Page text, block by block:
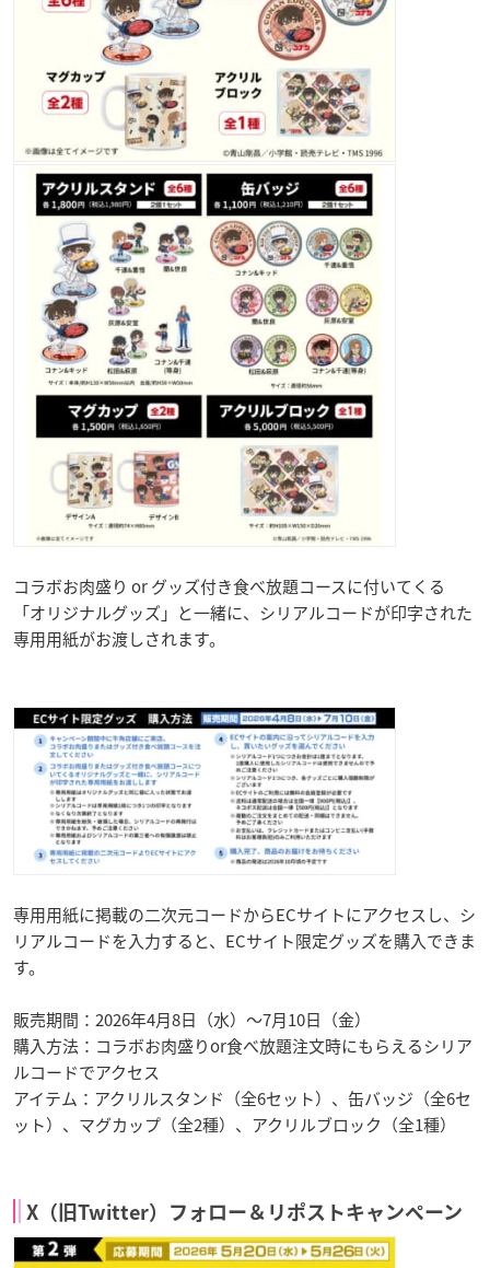
コラボお肉盛り or グッズ付き食べ放題コースに付いてくる
「オリジナルグッズ」と一緒に、シリアルコードが印字された
専用用紙がお渡しされます。
専用用紙に掲載の二次元コードからECサイトにアクセスし、シ
リアルコードを入力すると、ECサイト限定グッズを購入できま
す。
販売期間：2026年4月8日（水）〜7月10日（金）
購入方法：コラボお肉盛りor食べ放題注文時にもらえるシリア
ルコードでアクセス
アイテム：アクリルスタンド（全6セット）、缶バッジ（全6セ
ット）、マグカップ（全2種）、アクリルブロック（全1種）
X（旧Twitter）フォロー＆リポストキャンペーン